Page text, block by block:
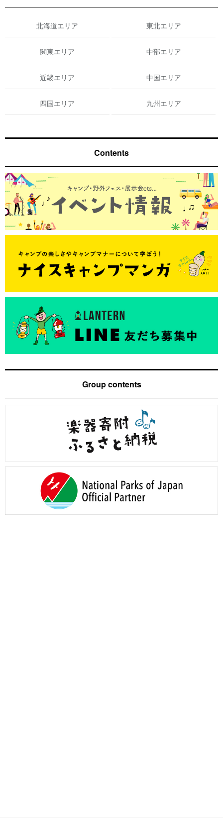
北海道エリア 東北エリア
関東エリア 中部エリア
近畿エリア 中国エリア
四国エリア 九州エリア
Contents
Group contents